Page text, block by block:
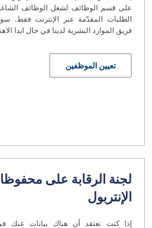
على قسم الوظائف لشغل الوظائف
الطلبات المقدّمة عبر الإنترنت فقط.
فريق الموارد البشرية لدينا في حال ابدا
تعيين الموظفين
لجنة الرقابة على
الإنتربول
إذا كنت تعتقد أن هناك بيانات عنك